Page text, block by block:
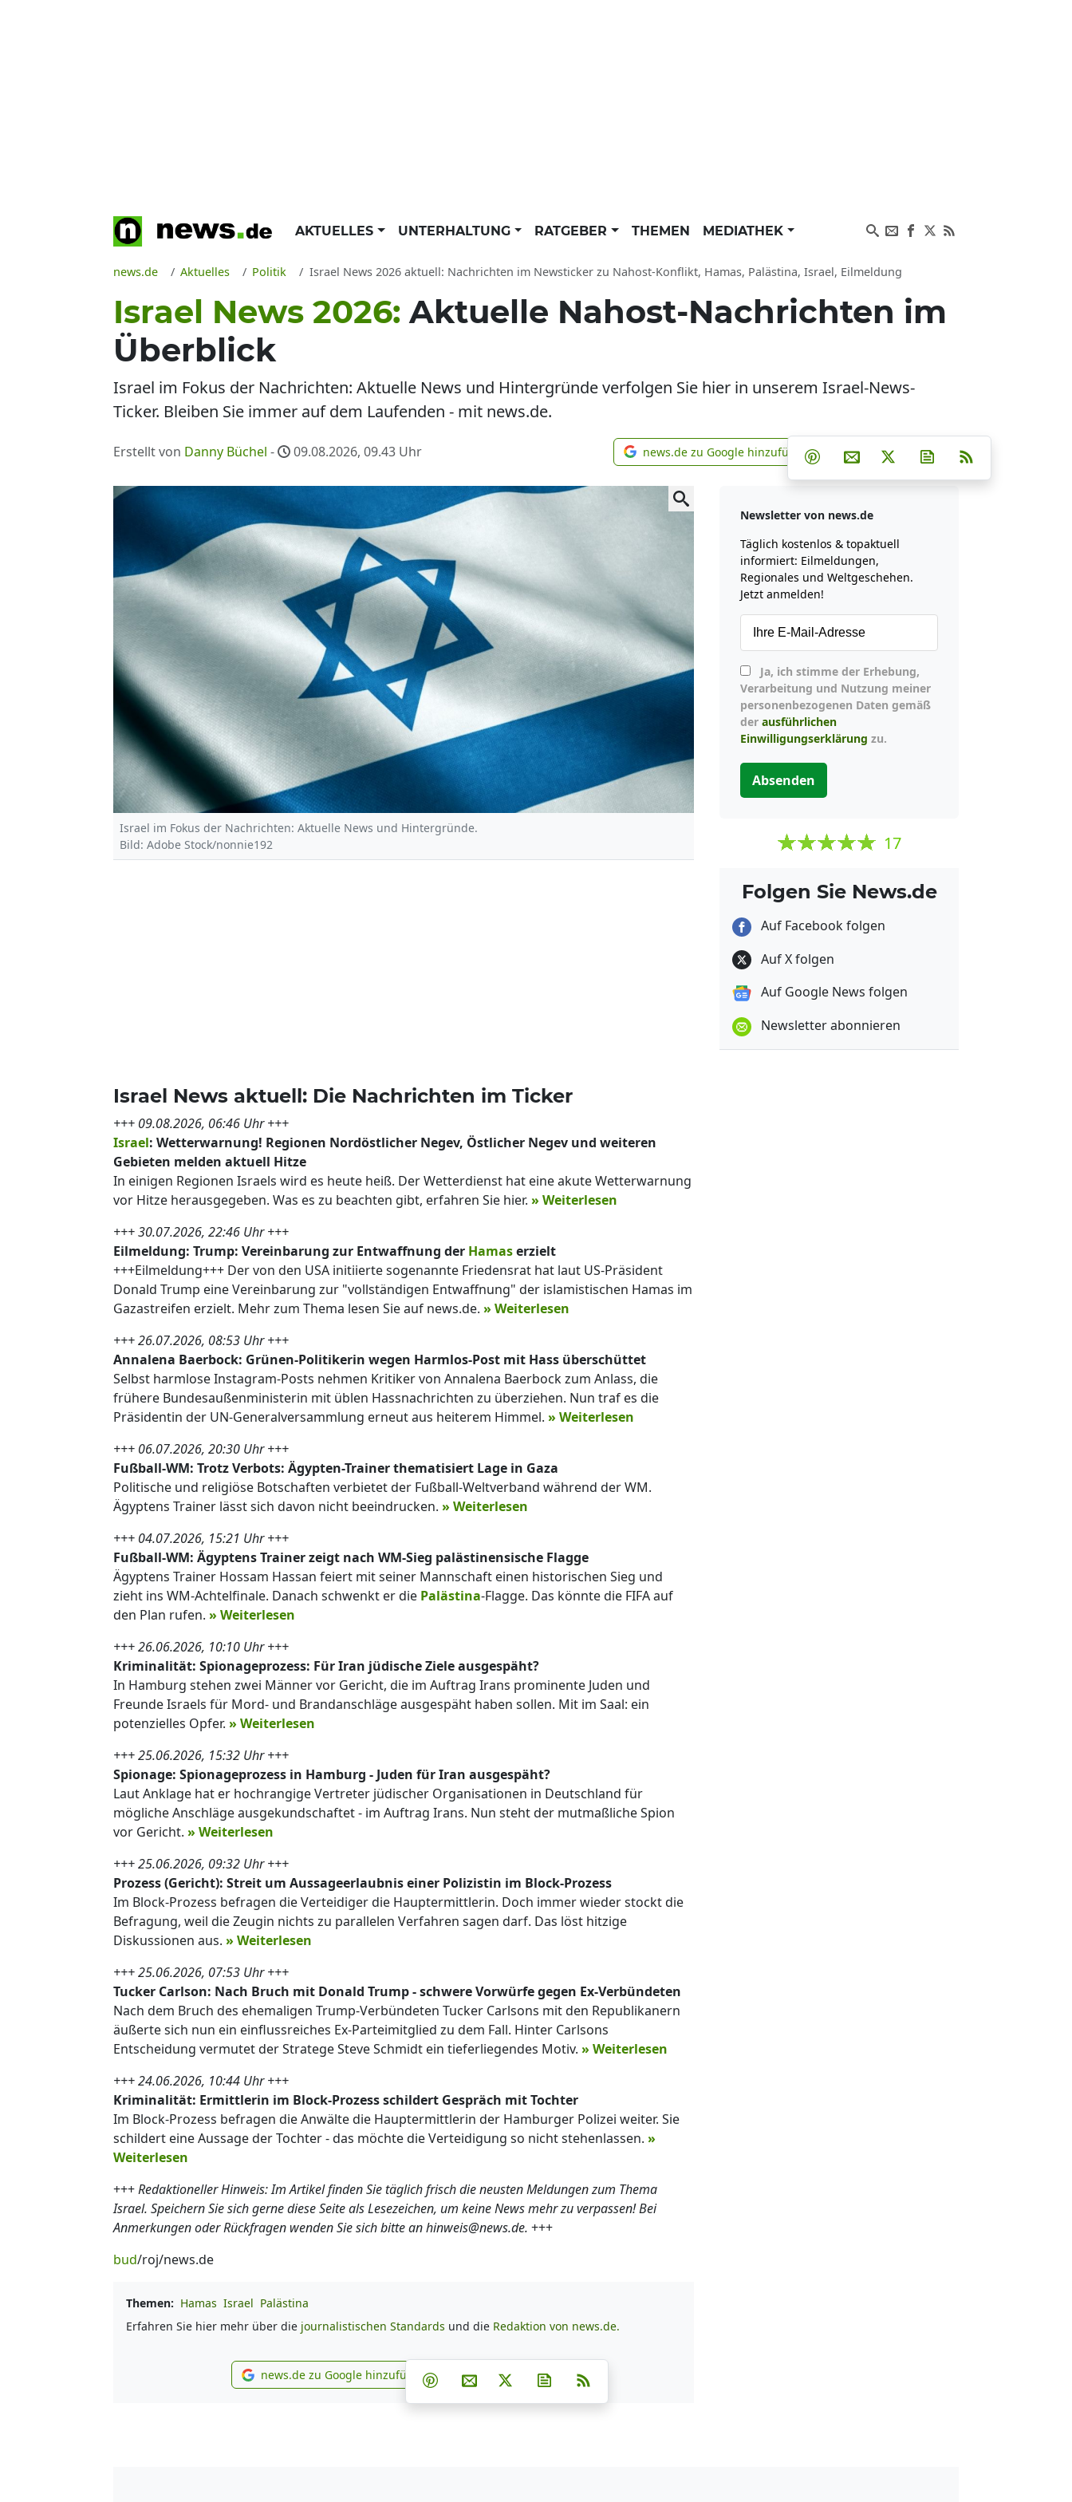
AKTUELLES UNTERHALTUNG RATGEBER THEMEN MEDIATHEK
news.de Aktuelles Politik Israel News 2026 aktuell: Nachrichten im Newsticker zu Nahost-Konflikt, Hamas, Palästina, Israel, Eilmeldung
Israel News 2026:Aktuelle Nahost-Nachrichten im
Überblick
Israel im Fokus der Nachrichten: Aktuelle News und Hintergründe verfolgen Sie hier in unserem Israel-News-
Ticker. Bleiben Sie immer auf dem Laufenden - mit news.de.
Erstellt von Danny Büchel - 09.08.2026, 09.43 Uhr news.de zu Google hinzufügen
news.de zu Google hinzufügen Teilen auf Facebook
Teilen auf Whatsapp
Teilen auf Telegram
Teilen auf Pinterest
Per E-Mail teilen
Post auf XNewsletter
Israel im Fokus der Nachrichten: Aktuelle News und Hintergründe.
Bild: Adobe Stock/nonnie192
Israel News aktuell: Die Nachrichten im Ticker
+++ 09.08.2026, 06:46 Uhr +++
Israel: Wetterwarnung! Regionen Nordöstlicher Negev, Östlicher Negev und weiteren
Gebieten melden aktuell Hitze
In einigen Regionen Israels wird es heute heiß. Der Wetterdienst hat eine akute Wetterwarnung
vor Hitze herausgegeben. Was es zu beachten gibt, erfahren Sie hier. » Weiterlesen
+++ 30.07.2026, 22:46 Uhr +++
Eilmeldung: Trump: Vereinbarung zur Entwaffnung der Hamaserzielt
+++Eilmeldung+++ Der von den USA initiierte sogenannte Friedensrat hat laut US-Präsident
Donald Trump eine Vereinbarung zur "vollständigen Entwaffnung" der islamistischen Hamas im
Gazastreifen erzielt. Mehr zum Thema lesen Sie auf news.de. » Weiterlesen
+++ 26.07.2026, 08:53 Uhr +++
Annalena Baerbock: Grünen-Politikerin wegen Harmlos-Post mit Hass überschüttet
Selbst harmlose Instagram-Posts nehmen Kritiker von Annalena Baerbock zum Anlass, die
frühere Bundesaußenministerin mit üblen Hassnachrichten zu überziehen. Nun traf es die
Präsidentin der UN-Generalversammlung erneut aus heiterem Himmel. » Weiterlesen
+++ 06.07.2026, 20:30 Uhr +++
Fußball-WM: Trotz Verbots: Ägypten-Trainer thematisiert Lage in Gaza
Politische und religiöse Botschaften verbietet der Fußball-Weltverband während der WM.
Ägyptens Trainer lässt sich davon nicht beeindrucken. » Weiterlesen
+++ 04.07.2026, 15:21 Uhr +++
Fußball-WM: Ägyptens Trainer zeigt nach WM-Sieg palästinensische Flagge
Ägyptens Trainer Hossam Hassan feiert mit seiner Mannschaft einen historischen Sieg und
zieht ins WM-Achtelfinale. Danach schwenkt er die Palästina-Flagge. Das könnte die FIFA auf
den Plan rufen. » Weiterlesen
+++ 26.06.2026, 10:10 Uhr +++
Kriminalität: Spionageprozess: Für Iran jüdische Ziele ausgespäht?
In Hamburg stehen zwei Männer vor Gericht, die im Auftrag Irans prominente Juden und
Freunde Israels für Mord- und Brandanschläge ausgespäht haben sollen. Mit im Saal: ein
potenzielles Opfer. » Weiterlesen
+++ 25.06.2026, 15:32 Uhr +++
Spionage: Spionageprozess in Hamburg - Juden für Iran ausgespäht?
Laut Anklage hat er hochrangige Vertreter jüdischer Organisationen in Deutschland für
mögliche Anschläge ausgekundschaftet - im Auftrag Irans. Nun steht der mutmaßliche Spion
vor Gericht. » Weiterlesen
+++ 25.06.2026, 09:32 Uhr +++
Prozess (Gericht): Streit um Aussageerlaubnis einer Polizistin im Block-Prozess
Im Block-Prozess befragen die Verteidiger die Hauptermittlerin. Doch immer wieder stockt die
Befragung, weil die Zeugin nichts zu parallelen Verfahren sagen darf. Das löst hitzige
Diskussionen aus. » Weiterlesen
+++ 25.06.2026, 07:53 Uhr +++
Tucker Carlson: Nach Bruch mit Donald Trump - schwere Vorwürfe gegen Ex-Verbündeten
Nach dem Bruch des ehemaligen Trump-Verbündeten Tucker Carlsons mit den Republikanern
äußerte sich nun ein einflussreiches Ex-Parteimitglied zu dem Fall. Hinter Carlsons
Entscheidung vermutet der Stratege Steve Schmidt ein tieferliegendes Motiv. » Weiterlesen
+++ 24.06.2026, 10:44 Uhr +++
Kriminalität: Ermittlerin im Block-Prozess schildert Gespräch mit Tochter
Im Block-Prozess befragen die Anwälte die Hauptermittlerin der Hamburger Polizei weiter. Sie
schildert eine Aussage der Tochter - das möchte die Verteidigung so nicht stehenlassen. »
Weiterlesen
+++Redaktioneller Hinweis: Im Artikel finden Sie täglich frisch die neusten Meldungen zum Thema
Israel. Speichern Sie sich gerne diese Seite als Lesezeichen, um keine News mehr zu verpassen! Bei
Anmerkungen oder Rückfragen wenden Sie sich bitte an hinweis@news.de. +++
bud/roj/news.de
Themen: Hamas Israel Palästina
Erfahren Sie hier mehr über die journalistischen Standards und die Redaktion von news.de.
news.de zu Google hinzufügen
news.de zu Google hinzufügen Teilen auf Facebook
Teilen auf Whatsapp
Teilen auf Telegram
Teilen auf Pinterest
Per E-Mail teilen
Post auf XNewsletter abonnieren
Newsletter von news.de
Täglich kostenlos & topaktuell
informiert: Eilmeldungen,
Regionales und Weltgeschehen.
Jetzt anmelden!
Verarbeitung und Nutzung meiner
personenbezogenen Daten gemäß
der ausführlichen
Einwilligungserklärung zu.
Absenden
17
Folgen Sie News.de
Auf Facebook folgen
Auf X folgen
Auf Google News folgen
Newsletter abonnieren